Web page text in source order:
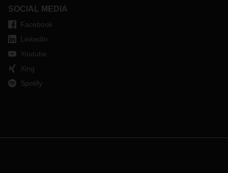
SOCIAL MEDIA
Facebook
LinkedIn
Youtube
Xing
Spotify